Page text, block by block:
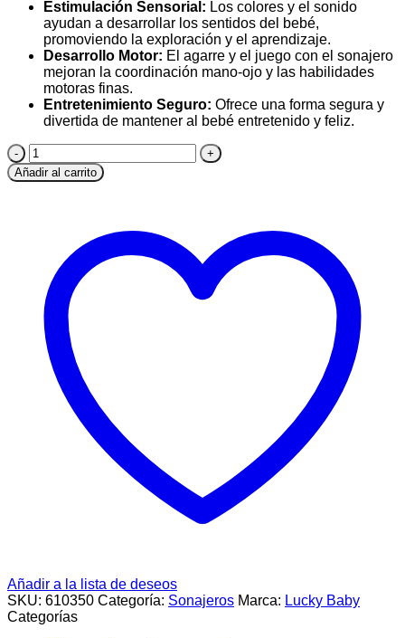
Estimulación Sensorial: Los colores y el sonido
ayudan a desarrollar los sentidos del bebé,
promoviendo la exploración y el aprendizaje.
Desarrollo Motor: El agarre y el juego con el sonajero
mejoran la coordinación mano-ojo y las habilidades
motoras finas.
Entretenimiento Seguro: Ofrece una forma segura y
divertida de mantener al bebé entretenido y feliz.
Sonajero
Pelota
Lucky
Añadir al carrito
Añadir a la lista de deseos
SKU: 610350 Categoría: Sonajeros Marca: Lucky Baby
Categorías